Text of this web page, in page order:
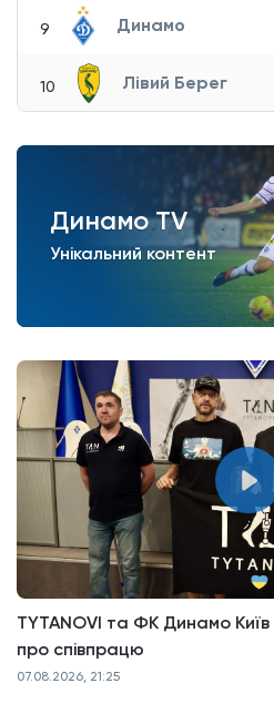
9 Динамо
10 Лівий Берег
Динамо TV
Унікальний контент
TYTANOVI та ФК Динамо
про співпрацю
07.08.2026, 21:25